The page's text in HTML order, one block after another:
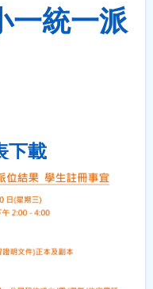
一統一派
下載